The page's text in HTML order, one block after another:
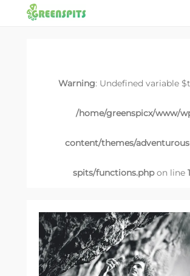
Warning: Undefined variable
/home/greenspicx/www/
content/themes/
spits/functions.phpon line